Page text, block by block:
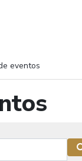
eventos